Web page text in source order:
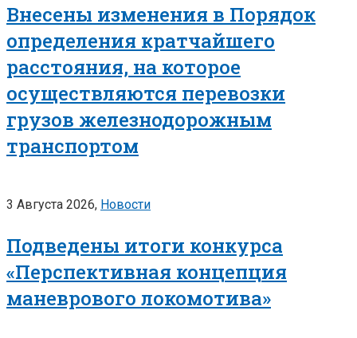
Внесены изменения в Порядок
определения кратчайшего
расстояния, на которое
осуществляются перевозки
грузов железнодорожным
транспортом
3 Августа 2026, Новости
Подведены итоги конкурса
«Перспективная концепция
маневрового локомотива»